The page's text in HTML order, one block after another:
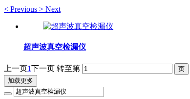
< Previous > Next
超声波真空检漏仪
上一页1下一页 转至第
加载更多